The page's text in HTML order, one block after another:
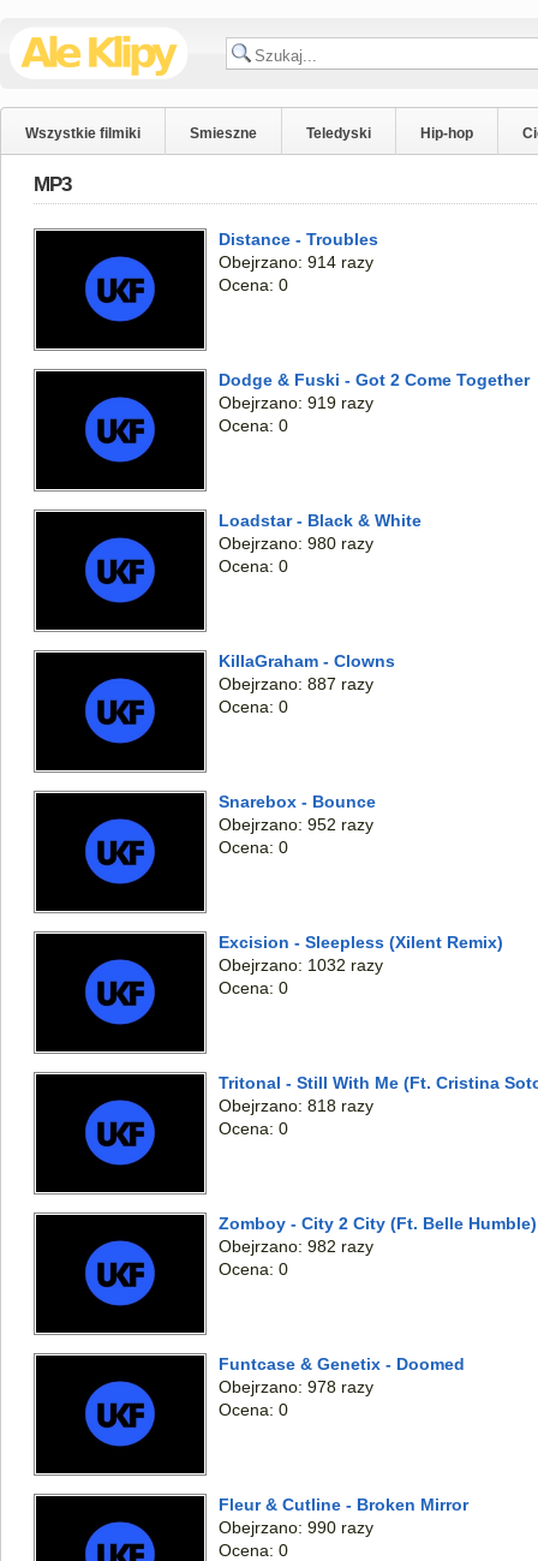
Wszystkie filmiki Smieszne Teledyski Hip-hop
MP3
Distance - Troubles
Obejrzano: 914 razy
Ocena: 0
Dodge & Fuski - Got 2 Come Together
Obejrzano: 919 razy
Ocena: 0
Loadstar - Black & White
Obejrzano: 980 razy
Ocena: 0
KillaGraham - Clowns
Obejrzano: 887 razy
Ocena: 0
Snarebox - Bounce
Obejrzano: 952 razy
Ocena: 0
Excision - Sleepless (Xilent Remix)
Obejrzano: 1032 razy
Ocena: 0
Tritonal - Still With Me (Ft. Cristina
Obejrzano: 818 razy
Ocena: 0
Zomboy - City 2 City (Ft. Belle Humble)
Obejrzano: 982 razy
Ocena: 0
Funtcase & Genetix - Doomed
Obejrzano: 978 razy
Ocena: 0
Fleur & Cutline - Broken Mirror
Obejrzano: 990 razy
Ocena: 0